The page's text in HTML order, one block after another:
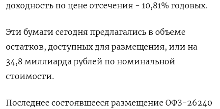
доходность по цене отсечения - 10,81% годовых.
Эти бумаги сегодня предлагались в объеме
остатков, доступных для размещения, или на
34,8 миллиарда рублей по номинальной
стоимости.
Последнее состоявшееся размещение ОФЗ-26240